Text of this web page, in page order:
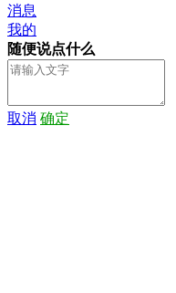
消息
我的
随便说点什么
取消 确定